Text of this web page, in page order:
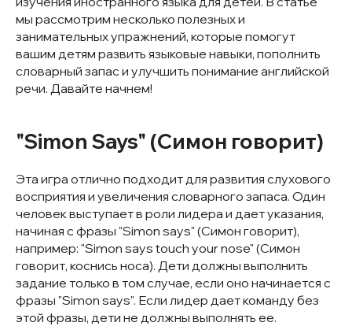
+7 (901) 731-22-55
мы рассмотрим несколько полезных и
занимательных упражнений, которые помогут
вашим детям развить языковые навыки, пополнить
словарный запас и улучшить понимание английской
речи. Давайте начнем!
"Simon Says" (Симон говорит)
Эта игра отлично подходит для развития слухового
восприятия и увеличения словарного запаса. Один
человек выступает в роли лидера и дает указания,
начиная с фразы "Simon says" (Симон говорит),
например: "Simon says touch your nose" (Симон
говорит, коснись носа). Дети должны выполнить
задание только в том случае, если оно начинается с
фразы "Simon says". Если лидер дает команду без
этой фразы, дети не должны выполнять ее.